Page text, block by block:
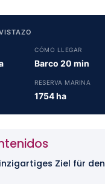
CÓMO LLEGAR
Barco 20 min
RESERVA MARINA
1754 ha
Ziel für den